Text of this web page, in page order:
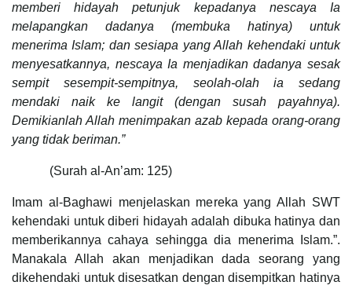
memberi hidayah petunjuk kepadanya nescaya Ia
melapangkan dadanya (membuka hatinya) untuk
menerima Islam; dan sesiapa yang Allah kehendaki untuk
menyesatkannya, nescaya Ia menjadikan dadanya sesak
sempit sesempit-sempitnya, seolah-olah ia sedang
mendaki naik ke langit (dengan susah payahnya).
Demikianlah Allah menimpakan azab kepada orang-orang
yang tidak beriman.”
(Surah al-An’am: 125)
Imam al-Baghawi menjelaskan mereka yang Allah SWT
kehendaki untuk diberi hidayah adalah dibuka hatinya dan
memberikannya cahaya sehingga dia menerima Islam.”.
Manakala Allah akan menjadikan dada seorang yang
dikehendaki untuk disesatkan dengan disempitkan hatinya